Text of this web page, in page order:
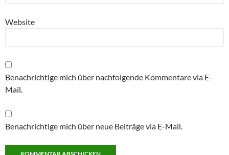
Website
Benachrichtige mich über nachfolgende Kommentare via E-
Mail.
Benachrichtige mich über neue Beiträge via E-Mail.